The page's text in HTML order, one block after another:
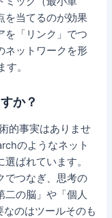
を当てるのが効果
を「リンク」でつ
ネットワークを形
。
か？
的事実はありませ
のようなネット
ばれています。
でつなぎ、思考の
二の脳」や「個人
のはツールそのも